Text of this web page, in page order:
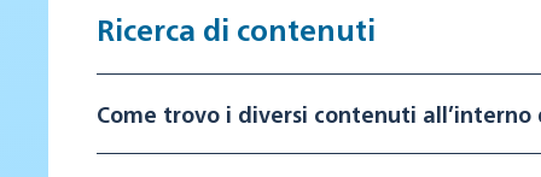
Ricerca di contenuti
Come trovo i diversi contenuti all’interno